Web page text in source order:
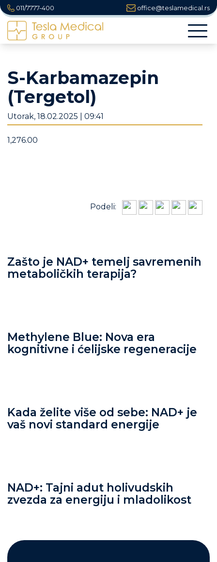
011/7777-400 office@teslamedical.rs
S-Karbamazepin
(Tergetol)
Utorak, 18.02.2025 | 09:41
1,276.00
Podeli:
Zašto je NAD+ temelj savremenih
metaboličkih terapija?
Methylene Blue: Nova era
kognitivne i ćelijske regeneracije
Kada želite više od sebe: NAD+ je
vaš novi standard energije
NAD+: Tajni adut holivudskih
zvezda za energiju i mladolikost